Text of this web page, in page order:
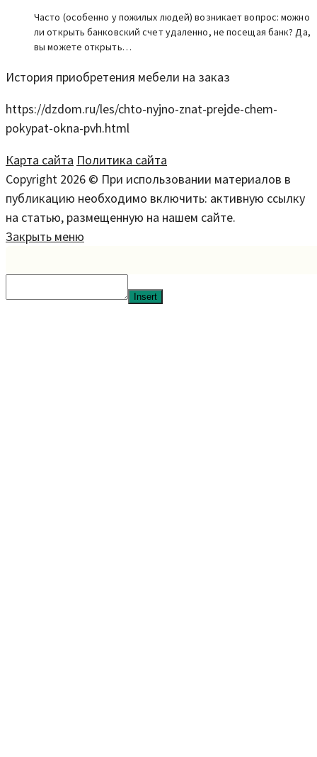
Часто (особенно у пожилых людей) возникает вопрос: можно
ли открыть банковский счет удаленно, не посещая банк? Да,
вы можете открыть…
История приобретения мебели на заказ
https://dzdom.ru/les/chto-nyjno-znat-prejde-chem-
pokypat-okna-pvh.html
Карта сайта Политика сайта
Copyright 2026 © При использовании материалов в
публикацию необходимо включить: активную ссылку
на статью, размещенную на нашем сайте.
Закрыть меню
Insert